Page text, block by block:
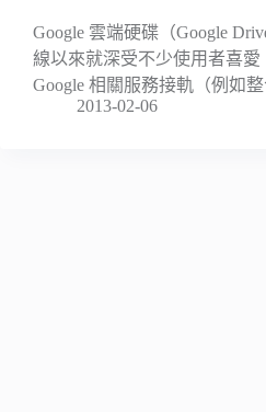
Google 雲端硬碟（Google
線以來就深受不少使用者喜愛
Google 相關服務接軌（例如
2013-02-06